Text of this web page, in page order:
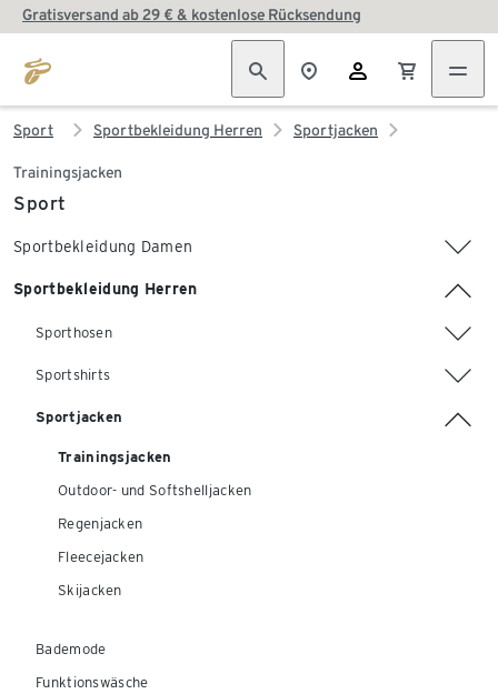
Gratisversand ab 29 € & kostenlose Rücksendung
Sport Sportbekleidung Herren Sportjacken
Trainingsjacken
Sport
Sportbekleidung Damen
Sportbekleidung Herren
Sporthosen
Sportshirts
Sportjacken
Trainingsjacken
Outdoor- und Softshelljacken
Regenjacken
Fleecejacken
Skijacken
Bademode
Funktionswäsche